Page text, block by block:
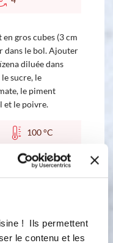
! Ils permettent
le contenu et les
gros cubes (3 cm
dans le bol. Ajouter
diluée dans
sucre, le
le piment
et le poivre.
100 °C
dans le bol.
100 °C